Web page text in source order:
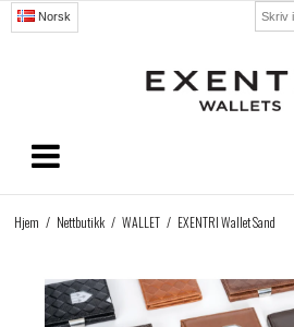
Norsk
Hjem / Nettbutikk / WALLET / EXENTRI Wallet Sand